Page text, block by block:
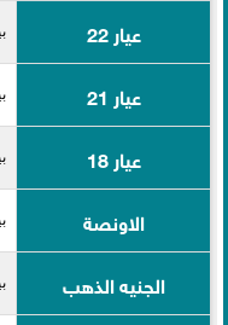
عيار 22 بيع
عيار 21 بيع
عيار 18 بيع
الاونصة بيع
الجنيه الذهب بيع